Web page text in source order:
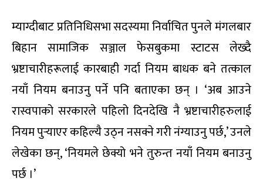
म्याग्दीबाट प्रतिनिधिसभा सदस्यमा निर्वाचित पुनले मंगलबार
बिहान सामाजिक सञ्जाल फेसबुकमा स्टाटस लेख्दै
भ्रष्टाचारीहरूलाई कारबाही गर्दा नियम बाधक बने तत्काल
नयाँ नियम बनाउनु पर्ने पनि बताएका छन् । ‘अब आउने
रास्वपाको सरकारले पहिलो दिनदेखि नै भ्रष्टाचारीहरुलाई
नियम पुर्‍याएर कहिल्यै उठ्न नसक्ने गरी नंग्याउनु पर्छ,’ उनले
लेखेका छन्, ‘नियमले छेक्यो भने तुरुन्त नयाँ नियम बनाउनु
पर्छ ।’